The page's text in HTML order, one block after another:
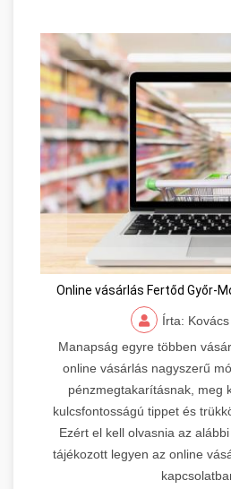
Online vásárlás Fertőd Győr-
Írta:
Manapság egyre többen
online vásárlás nagyszerű
pénzmegtakarításnak, meg
kulcsfontosságú tippet és
Ezért el kell olvasnia az
tájékozott legyen az online